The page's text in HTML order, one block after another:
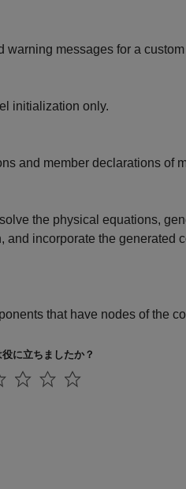
warning messages for a
initialization only.
and member declarations of
the physical equations,
incorporate the generated
that have nodes of the
に立ちましたか？